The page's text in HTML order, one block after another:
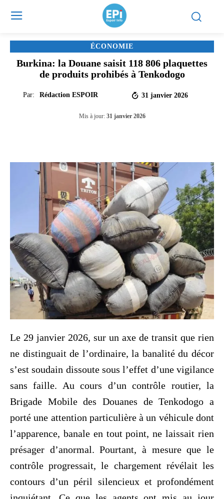
ÉCONOMIE
Burkina: la Douane saisit 118 806 plaquettes
de produits prohibés à Tenkodogo
Par: Rédaction ESPOIR 31 janvier 2026
Mis à jour: 31 janvier 2026
Le 29 janvier 2026, sur un axe de transit que rien
ne distinguait de l’ordinaire, la banalité du décor
s’est soudain dissoute sous l’effet d’une vigilance
sans faille. Au cours d’un contrôle routier, la
Brigade Mobile des Douanes de Tenkodogo a
porté une attention particulière à un véhicule dont
l’apparence, banale en tout point, ne laissait rien
présager d’anormal. Pourtant, à mesure que le
contrôle progressait, le chargement révélait les
contours d’un péril silencieux et profondément